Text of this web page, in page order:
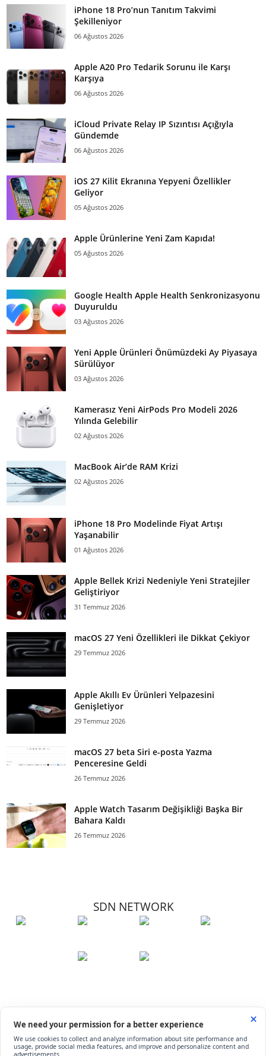
iPhone 18 Pro’nun Tanıtım Takvimi
Şekilleniyor
06 Ağustos 2026
Apple A20 Pro Tedarik Sorunu ile Karşı
Karşıya
06 Ağustos 2026
iCloud Private Relay IP Sızıntısı Açığıyla
Gündemde
06 Ağustos 2026
iOS 27 Kilit Ekranına Yepyeni Özellikler
Geliyor
05 Ağustos 2026
Apple Ürünlerine Yeni Zam Kapıda!
05 Ağustos 2026
Google Health Apple Health Senkronizasyonu
Duyuruldu
03 Ağustos 2026
Yeni Apple Ürünleri Önümüzdeki Ay Piyasaya
Sürülüyor
03 Ağustos 2026
Kamerasız Yeni AirPods Pro Modeli 2026
Yılında Gelebilir
02 Ağustos 2026
MacBook Air’de RAM Krizi
02 Ağustos 2026
iPhone 18 Pro Modelinde Fiyat Artışı
Yaşanabilir
01 Ağustos 2026
Apple Bellek Krizi Nedeniyle Yeni Stratejiler
Geliştiriyor
31 Temmuz 2026
macOS 27 Yeni Özellikleri ile Dikkat Çekiyor
29 Temmuz 2026
Apple Akıllı Ev Ürünleri Yelpazesini
Genişletiyor
29 Temmuz 2026
macOS 27 beta Siri e-posta Yazma
Penceresine Geldi
26 Temmuz 2026
Apple Watch Tasarım Değişikliği Başka Bir
Bahara Kaldı
26 Temmuz 2026
SDN NETWORK